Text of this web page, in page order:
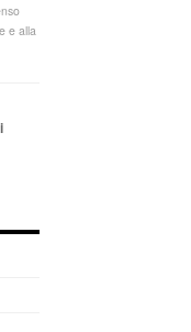
e alla